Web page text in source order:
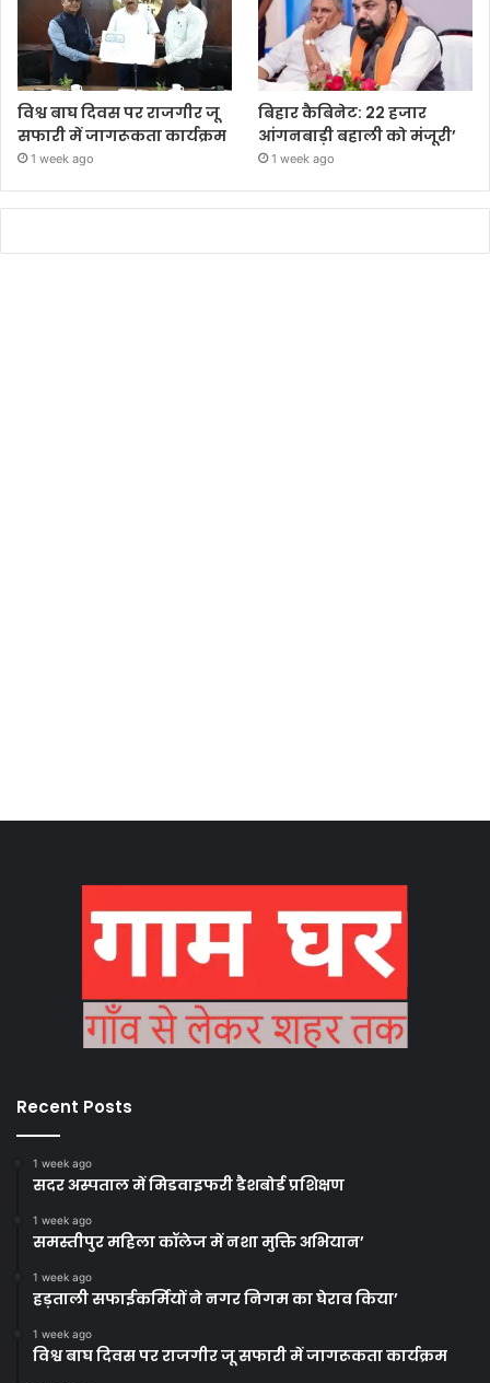
विश्व बाघ दिवस पर राजगीर जू
सफारी में जागरूकता कार्यक्रम
1 week ago
बिहार कैबिनेट: 22 हजार
आंगनबाड़ी बहाली को मंजूरी’
1 week ago
Recent Posts
1 week ago
सदर अस्पताल में मिडवाइफरी डैशबोर्ड प्रशिक्षण
1 week ago
समस्तीपुर महिला कॉलेज में नशा मुक्ति अभियान’
1 week ago
हड़ताली सफाईकर्मियों ने नगर निगम का घेराव किया’
1 week ago
विश्व बाघ दिवस पर राजगीर जू सफारी में जागरूकता कार्यक्रम